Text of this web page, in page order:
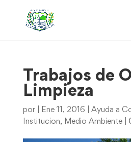
Trabajos de
Limpieza
por Ene 11, 2016
Ayuda a
Institucion, Medio Ambiente|